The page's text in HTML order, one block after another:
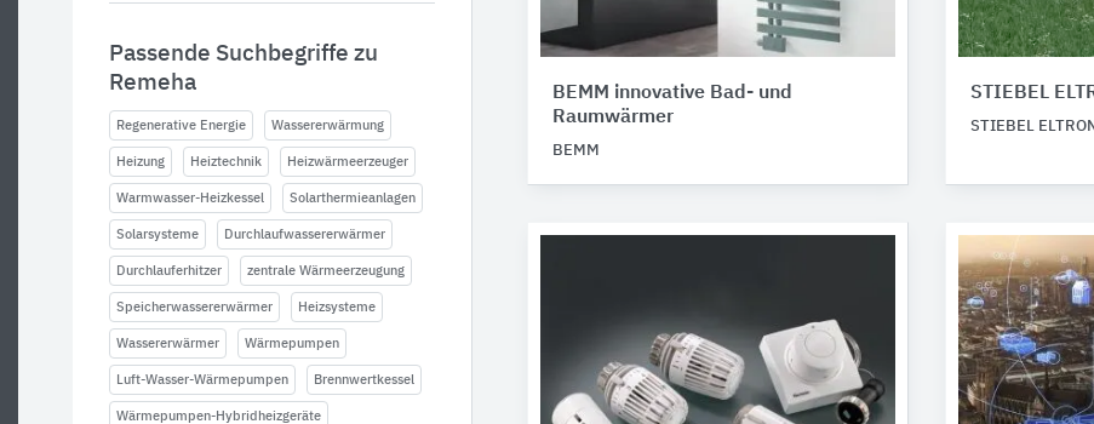
Passende Suchbegriffe zu
Remeha
Regenerative Energie Wassererwärmung
Heizung Heiztechnik Heizwärmeerzeuger
Warmwasser-Heizkessel Solarthermieanlagen
Solarsysteme Durchlaufwassererwärmer
Durchlauferhitzer zentrale Wärmeerzeugung
Speicherwassererwärmer Heizsysteme
Wassererwärmer Wärmepumpen
Luft-Wasser-Wärmepumpen Brennwertkessel
Wärmepumpen-Hybridheizgeräte
BEMM innovative Bad- und
Raumwärmer
BEMM
STIEBEL
STIEBEL ELTRON